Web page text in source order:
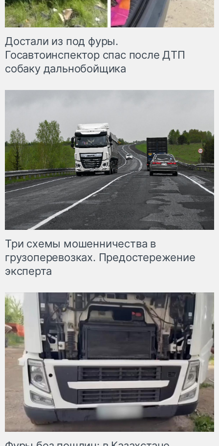
Достали из под фуры.
Госавтоинспектор спас после ДТП
собаку дальнобойщика
Три схемы мошенничества в
грузоперевозках. Предостережение
эксперта